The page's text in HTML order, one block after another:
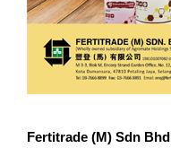
Fertitrade (M) Sdn Bhd